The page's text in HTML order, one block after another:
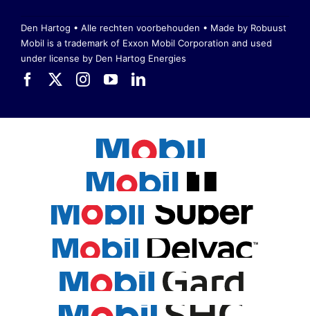
Den Hartog • Alle rechten voorbehouden • Made by Robuust
Mobil is a trademark of Exxon Mobil Corporation and used
under license by Den Hartog Energies